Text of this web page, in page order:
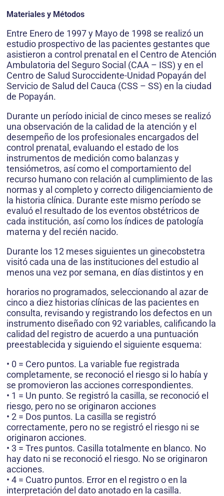
Materiales y Métodos
Entre Enero de 1997 y Mayo de 1998 se realizó un
estudio prospectivo de las pacientes gestantes que
asistieron a control prenatal en el Centro de Atención
Ambulatoria del Seguro Social (CAA – ISS) y en el
Centro de Salud Suroccidente-Unidad Popayán del
Servicio de Salud del Cauca (CSS – SS) en la ciudad
de Popayán.
Durante un período inicial de cinco meses se realizó
una observación de la calidad de la atención y el
desempeño de los profesionales encargados del
control prenatal, evaluando el estado de los
instrumentos de medición como balanzas y
tensiómetros, así como el comportamiento del
recurso humano con relación al cumplimiento de las
normas y al completo y correcto diligenciamiento de
la historia clínica. Durante este mismo período se
evaluó el resultado de los eventos obstétricos de
cada institución, así como los índices de patología
materna y del recién nacido.
Durante los 12 meses siguientes un ginecobstetra
visitó cada una de las instituciones del estudio al
menos una vez por semana, en días distintos y en
horarios no programados, seleccionando al azar de
cinco a diez historias clínicas de las pacientes en
consulta, revisando y registrando los defectos en un
instrumento diseñado con 92 variables, calificando la
calidad del registro de acuerdo a una puntuación
preestablecida y siguiendo el siguiente esquema:
• 0 = Cero puntos. La variable fue registrada
completamente, se reconoció el riesgo si lo había y
se promovieron las acciones correspondientes.
• 1 = Un punto. Se registró la casilla, se reconoció el
riesgo, pero no se originaron acciones
• 2 = Dos puntos. La casilla se registró
correctamente, pero no se registró el riesgo ni se
originaron acciones.
• 3 = Tres puntos. Casilla totalmente en blanco. No
hay dato ni se reconoció el riesgo. No se originaron
acciones.
• 4 = Cuatro puntos. Error en el registro o en la
interpretación del dato anotado en la casilla.